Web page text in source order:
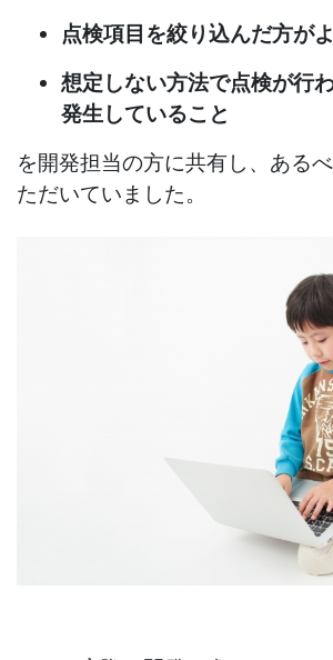
点検項目を絞り込んだ方が
想定しない方法で点検が行
発生していること
を開発担当の方に共有し、ある
ただいていました。